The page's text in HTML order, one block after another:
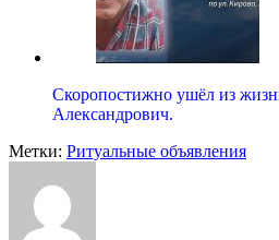
Скоропостижно ушёл из
Александрович.
Метки: Ритуальные объявления